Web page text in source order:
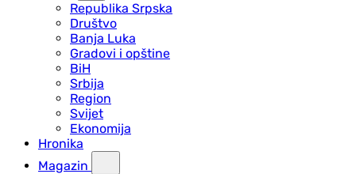
Republika Srpska
Društvo
Banja Luka
Gradovi i opštine
BiH
Srbija
Region
Svijet
Ekonomija
Hronika
Magazin